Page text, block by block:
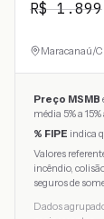
R$1.899
Maracanaú/
Preço MSMB
média 5% a
% FIPE indica
Valores
incêndio,
seguros de
Dados